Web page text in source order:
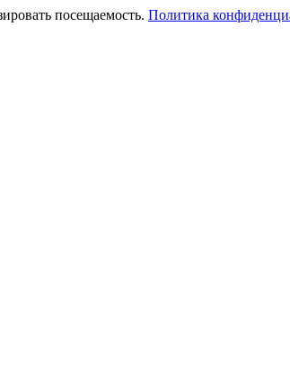
посещаемость. Политика